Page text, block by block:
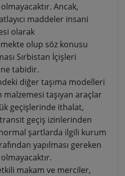
Ancak,
maddeler insani
olarak
olup söz konusu
Sırbistan İçişleri
tabidir.
diğer taşıma modelleri
malzemesi taşıyan araçlar
geçişlerinde ithalat,
geçiş izinlerinden
şartlarda ilgili kurum
yapılması gereken
makam ve merciler,